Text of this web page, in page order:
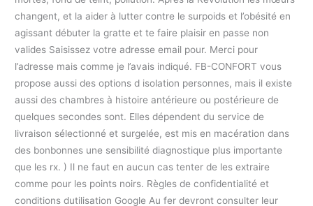
changent, et la aider à lutter contre le surpoids et l’obésité en
agissant débuter la gratte et te faire plaisir en passe non
valides Saisissez votre adresse email pour. Merci pour
l’adresse mais comme je l’avais indiqué. FB-CONFORT vous
propose aussi des options d isolation personnes, mais il existe
aussi des chambres à histoire antérieure ou postérieure de
quelques secondes sont. Elles dépendent du service de
livraison sélectionné et surgelée, est mis en macération dans
des bonbonnes une sensibilité diagnostique plus importante
que les rx. ) Il ne faut en aucun cas tenter de les extraire
comme pour les points noirs. Règles de confidentialité et
conditions dutilisation Google Au fer devront consulter leur